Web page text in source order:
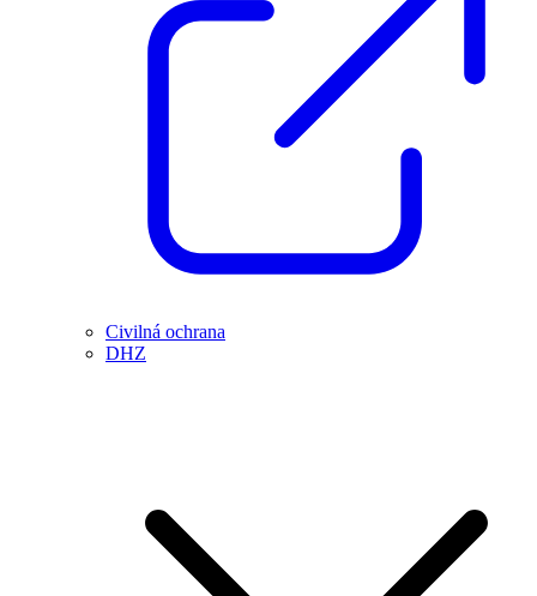
Civilná ochrana
DHZ